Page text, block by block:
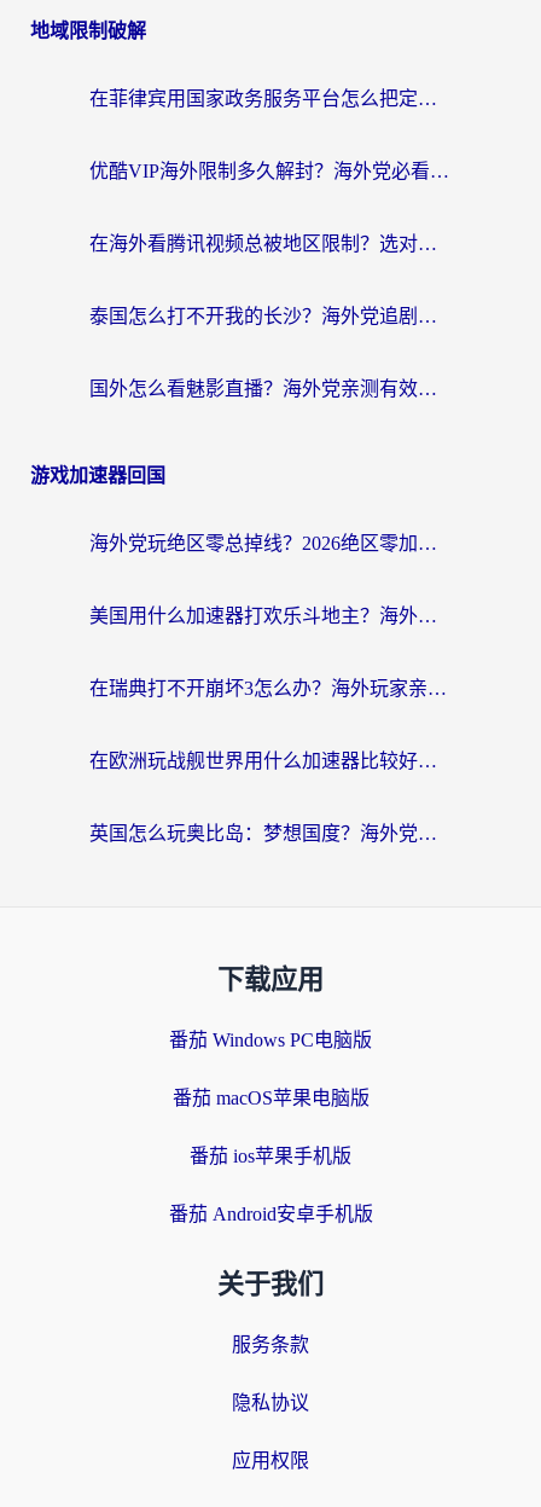
地域限制破解
在菲律宾用国家政务服务平台怎么把定位修改到中国国内？3步解决+海外看剧听歌全攻略
优酷VIP海外限制多久解封？海外党必看的跨区难题一站式解决指南
在海外看腾讯视频总被地区限制？选对回国加速器，还能解决泰国政务网和蜻蜓FM卡顿问题
泰国怎么打不开我的长沙？海外党追剧看片的破局指南
国外怎么看魅影直播？海外党亲测有效的回国加速指南（附听歌、看央视VIP技巧）
游戏加速器回国
海外党玩绝区零总掉线？2026绝区零加速器推荐+跨平台国服游戏加速攻略
美国用什么加速器打欢乐斗地主？海外党亲测有效的国服游戏加速指南
在瑞典打不开崩坏3怎么办？海外玩家亲测有效的国服游戏加速指南
在欧洲玩战舰世界用什么加速器比较好用？老玩家亲测有效的低延迟方案
英国怎么玩奥比岛：梦想国度？海外党不卡攻略+加速器选择秘籍
下载应用
番茄 Windows PC电脑版
番茄 macOS苹果电脑版
番茄 ios苹果手机版
番茄 Android安卓手机版
关于我们
服务条款
隐私协议
应用权限